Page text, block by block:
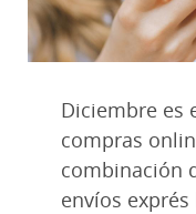
Diciembre es
compras
combinación
envíos